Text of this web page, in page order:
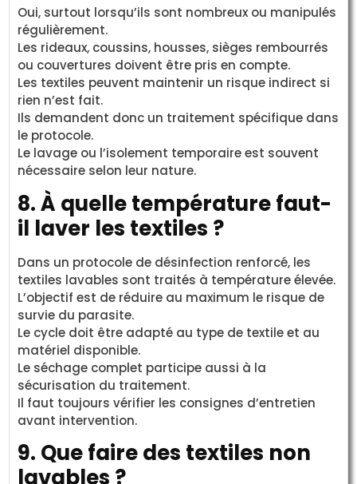
Oui, surtout lorsqu’ils sont nombreux ou manipulés
régulièrement.
Les rideaux, coussins, housses, sièges rembourrés
ou couvertures doivent être pris en compte.
Les textiles peuvent maintenir un risque indirect si
rien n’est fait.
Ils demandent donc un traitement spécifique dans
le protocole.
Le lavage ou l’isolement temporaire est souvent
nécessaire selon leur nature.
8. À quelle température faut-
il laver les textiles ?
Dans un protocole de désinfection renforcé, les
textiles lavables sont traités à température élevée.
L’objectif est de réduire au maximum le risque de
survie du parasite.
Le cycle doit être adapté au type de textile et au
matériel disponible.
Le séchage complet participe aussi à la
sécurisation du traitement.
Il faut toujours vérifier les consignes d’entretien
avant intervention.
9. Que faire des textiles non
lavables ?